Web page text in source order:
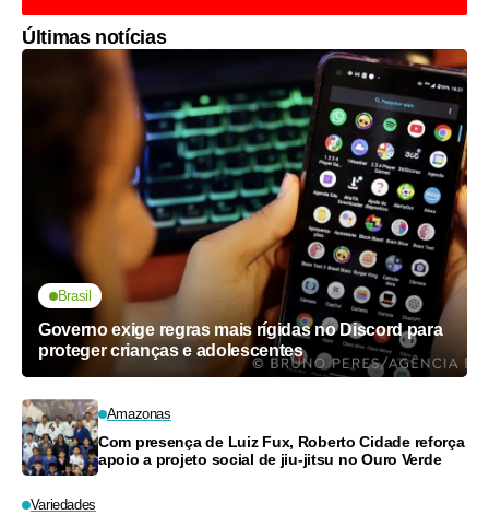
Últimas notícias
Brasil
Governo exige regras mais rígidas no Discord para
proteger crianças e adolescentes
Amazonas
Com presença de Luiz Fux, Roberto Cidade reforça
apoio a projeto social de jiu-jitsu no Ouro Verde
Variedades